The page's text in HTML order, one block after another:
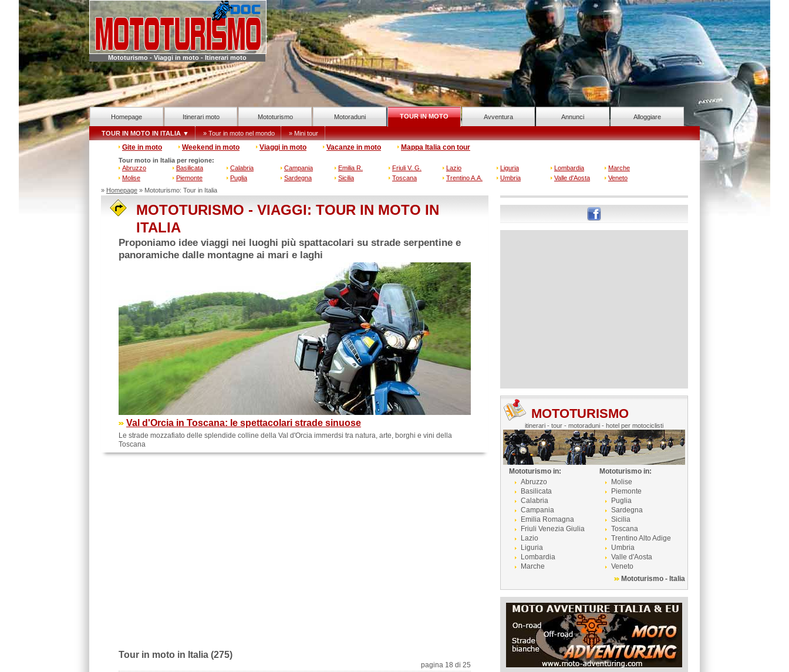
Mototurismo - Viaggi in moto - Itinerari moto
Homepage Itinerari moto Mototurismo Motoraduni TOUR IN MOTO Avventura Annunci Alloggiare
TOUR IN MOTO IN ITALIA▼ » Tour in moto nel mondo » Mini tour
Gite in moto Weekend in moto Viaggi in moto Vacanze in moto Mappa Italia con tour
Tour moto in Italia per regione:
Abruzzo
Basilicata Calabria Campania Emilia R. Friuli V. G. Lazio Liguria Lombardia
Marche
Molise
Piemonte Puglia Sardegna Sicilia Toscana Trentino A.A. Umbria Valle d'Aosta
Veneto
» Homepage» Mototurismo: Tour in Italia
MOTOTURISMO - VIAGGI: TOUR IN MOTO IN
ITALIA
Proponiamo idee viaggi nei luoghi più spattacolari su strade serpentine e
panoramiche dalle montagne ai mari e laghi
Val d'Orcia in Toscana: le spettacolari strade sinuose
Le strade mozzafiato delle splendide colline della Val d'Orcia immerdsi tra natura, arte, borghi e vini della
Toscana
Tour in moto in Italia (275)
pagina 18 di 25
MOTOTURISMO
itinerari - tour - motoraduni - hotel per motociclisti
Mototurismo in:
Abruzzo
Basilicata
Calabria
Campania
Emilia Romagna
Friuli Venezia Giulia
Lazio
Liguria
Lombardia
Marche
Mototurismo in:
Molise
Piemonte
Puglia
Sardegna
Sicilia
Toscana
Trentino Alto Adige
Umbria
Valle d'Aosta
Veneto
Mototurismo - Italia